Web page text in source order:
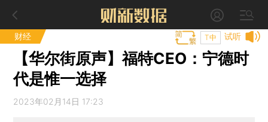
财经 试听
T中
【华尔街原声】福特CEO：宁德时
代是惟一选择
2023年02月14日 17:23